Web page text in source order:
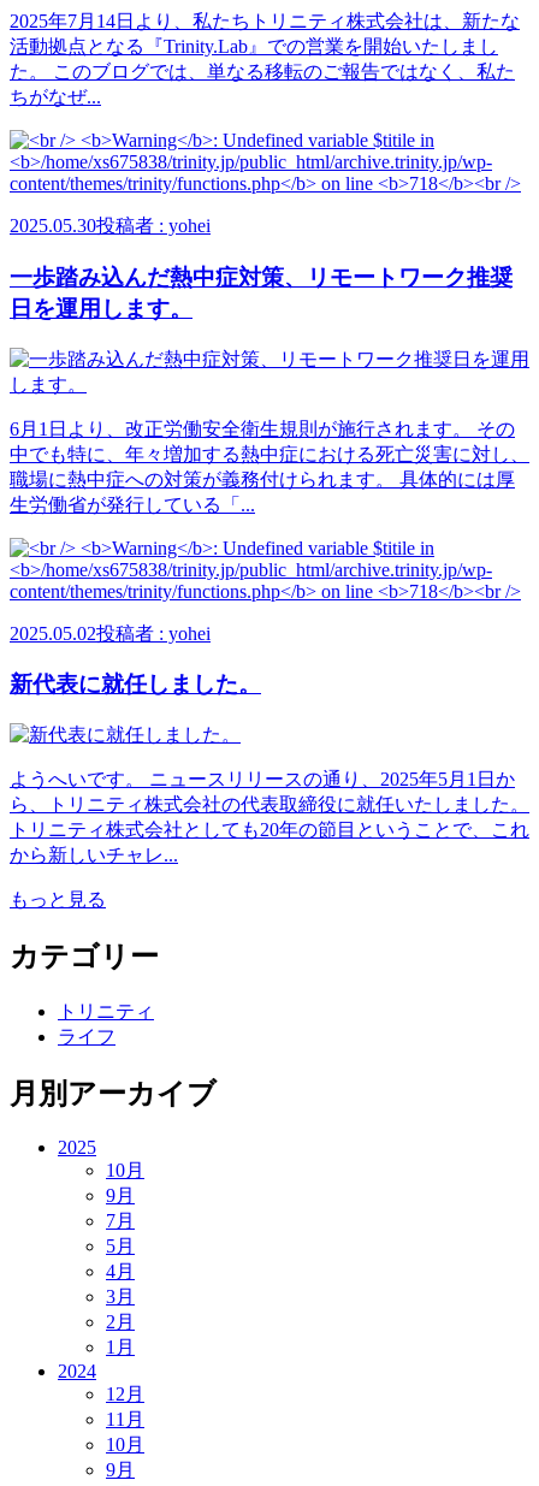
2025年7月14日より、私たちトリニティ株式会社は、新たな
活動拠点となる『Trinity.Lab』での営業を開始いたしまし
た。 このブログでは、単なる移転のご報告ではなく、私た
ちがなぜ...
2025.05.30投稿者 : yohei
一歩踏み込んだ熱中症対策、リモートワーク推奨
日を運用します。
6月1日より、改正労働安全衛生規則が施行されます。 その
中でも特に、年々増加する熱中症における死亡災害に対し、
職場に熱中症への対策が義務付けられます。 具体的には厚
生労働省が発行している「...
2025.05.02投稿者 : yohei
新代表に就任しました。
ようへいです。 ニュースリリースの通り、2025年5月1日か
ら、トリニティ株式会社の代表取締役に就任いたしました。
トリニティ株式会社としても20年の節目ということで、これ
から新しいチャレ...
もっと見る
カテゴリー
トリニティ
ライフ
月別アーカイブ
2025
10月
9月
7月
5月
4月
3月
2月
1月
2024
12月
11月
10月
9月